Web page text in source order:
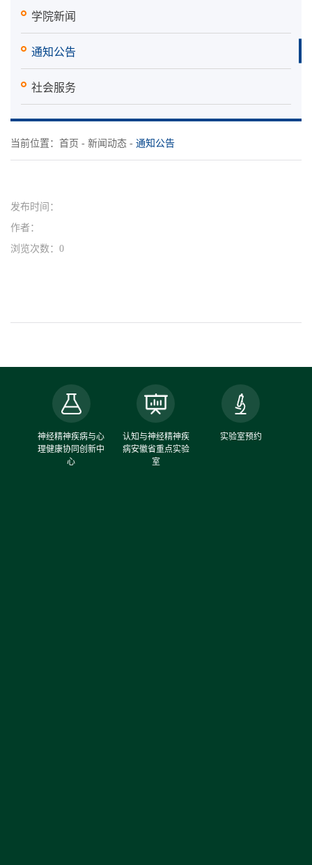
学院新闻
通知公告
社会服务
当前位置： 首页 - 新闻动态 - 通知公告
发布时间：
作者：
浏览次数：0
神经精神疾病与心
理健康协同创新中
心
认知与神经精神疾
病安徽省重点实验
室
实验室预约